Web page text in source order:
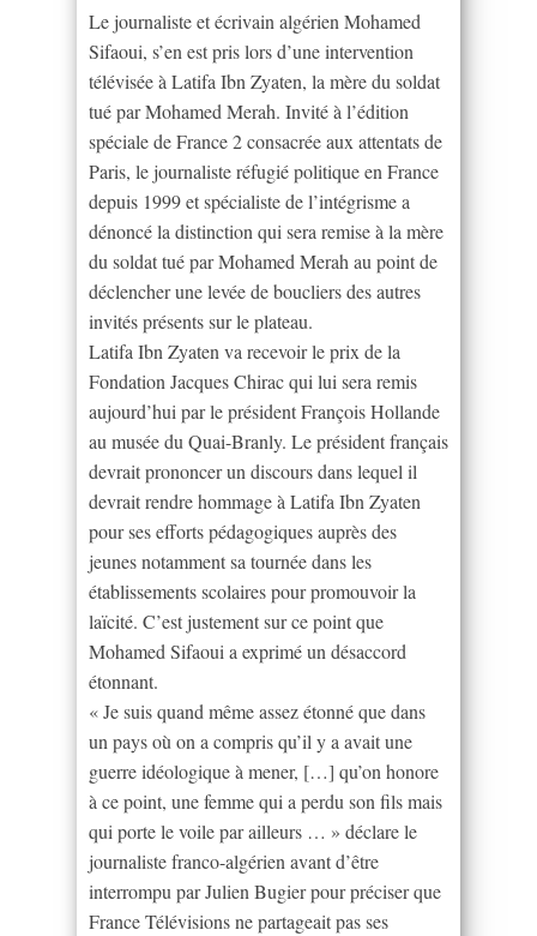
Le journaliste et écrivain algérien Mohamed
Sifaoui, s’en est pris lors d’une intervention
télévisée à Latifa Ibn Zyaten, la mère du soldat
tué par Mohamed Merah. Invité à l’édition
spéciale de France 2 consacrée aux attentats de
Paris, le journaliste réfugié politique en France
depuis 1999 et spécialiste de l’intégrisme a
dénoncé la distinction qui sera remise à la mère
du soldat tué par Mohamed Merah au point de
déclencher une levée de boucliers des autres
invités présents sur le plateau.
Latifa Ibn Zyaten va recevoir le prix de la
Fondation Jacques Chirac qui lui sera remis
aujourd’hui par le président François Hollande
au musée du Quai-Branly. Le président français
devrait prononcer un discours dans lequel il
devrait rendre hommage à Latifa Ibn Zyaten
pour ses efforts pédagogiques auprès des
jeunes notamment sa tournée dans les
établissements scolaires pour promouvoir la
laïcité. C’est justement sur ce point que
Mohamed Sifaoui a exprimé un désaccord
étonnant.
« Je suis quand même assez étonné que dans
un pays où on a compris qu’il y a avait une
guerre idéologique à mener, […] qu’on honore
à ce point, une femme qui a perdu son fils mais
qui porte le voile par ailleurs … » déclare le
journaliste franco-algérien avant d’être
interrompu par Julien Bugier pour préciser que
France Télévisions ne partageait pas ses